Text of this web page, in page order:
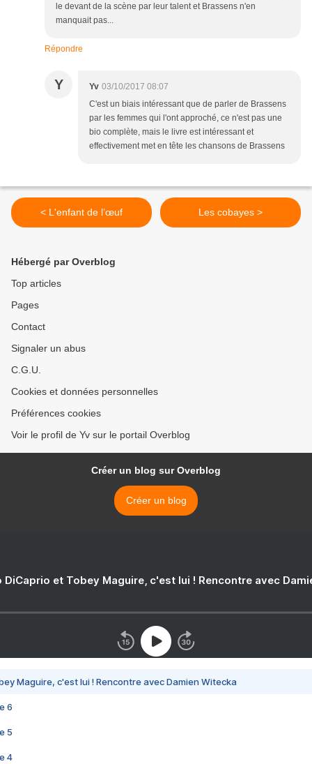
le devant de la scène par leur talent et Brassens n'en
manquait pas...
Répondre
Y Yv 03/10/2017 08:07
C'est un biais intéressant que de parler de Brassens
par les femmes qui l'ont approché, ce n'est pas une
bio complète, mais le livre est intéressant et
effectivement met en tête les chansons de Brassens
< L'enfant de l’œuf Les cobayes >
Hébergé par Overblog
Top articles
Pages
Contact
Signaler un abus
C.G.U.
Cookies et données personnelles
Préférences cookies
Voir le profil de Yv sur le portail Overblog
Créer un blog sur Overblog
Créer un blog
DiCaprio et Tobey Maguire, c'est lui ! Rencontre avec
Maguire, c'est lui ! Rencontre avec Damien Witecka
6
5
4